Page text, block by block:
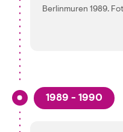
Berlinmuren 1989.
1989 - 1990